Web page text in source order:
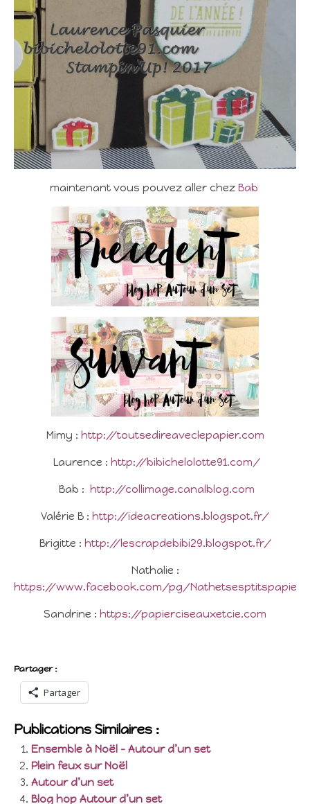
maintenant vous pouvez aller chez Bab
Mimy : http://toutsedireaveclepapier.com
Laurence : http://bibichelolotte91.com/
Bab : http://collimage.canalblog.com
Valérie B : http://ideacreations.blogspot.fr/
Brigitte : http://lescrapdebibi29.blogspot.fr/
Nathalie :
https://www.facebook.com/pg/
Sandrine : https://papierciseauxetcie.com
Partager :
Partager
Publications Similaires :
Ensemble à Noël – Autour d’un set
Plein feux sur Noël
Autour d’un set
Blog hop Autour d’un set